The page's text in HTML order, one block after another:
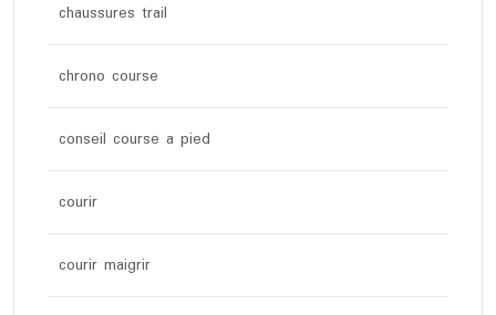
chaussures trail
chrono course
conseil course a pied
courir
courir maigrir